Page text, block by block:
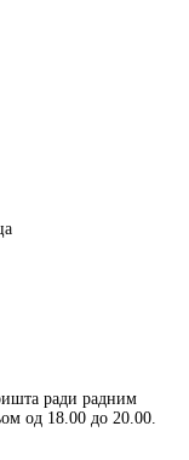
ради радним
од 18.00 до 20.00.